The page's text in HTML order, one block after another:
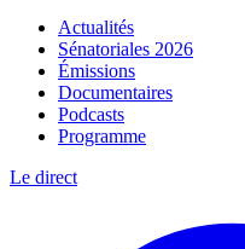
Actualités
Sénatoriales 2026
Émissions
Documentaires
Podcasts
Programme
Le direct